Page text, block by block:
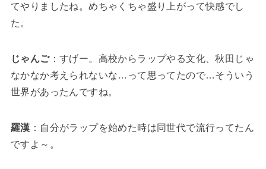
てやりましたね。めちゃくちゃ盛り上がって快感でし
た。
じゃんご：すげー。高校からラップやる文化、秋田じゃ
なかなか考えられないな…って思ってたので…そういう
世界があったんですね。
羅漢 ：自分がラップを始めた時は同世代で流行ってたん
ですよ～。